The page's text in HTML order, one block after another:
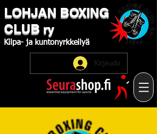
LOHJAN ​BOXING
CLUB ry
Kilpa- ja kuntonyrkkeilyä
Kirjaudu